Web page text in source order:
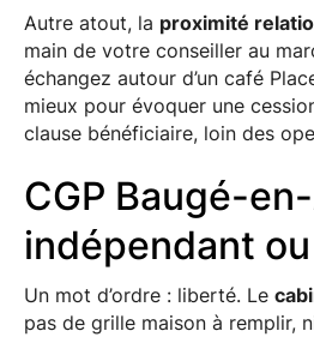
Autre atout, la proximité
main de votre conseiller au
échangez autour d’un café
mieux pour évoquer une
clause bénéficiaire, loin des
CGP Baugé-
indépendant
Un mot d’ordre : liberté. Le
pas de grille maison à remplir,